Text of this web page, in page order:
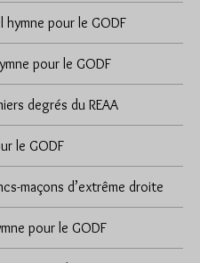
hymne pour le GODF
pour le GODF
degrés du REAA
le GODF
maçons d’extrême droite
pour le GODF